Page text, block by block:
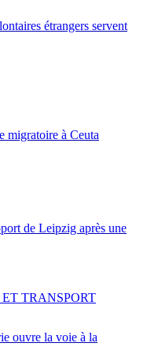
étrangers servent
migratoire à Ceuta
de Leipzig après une
ouvre la voie à la
TRANSPORT